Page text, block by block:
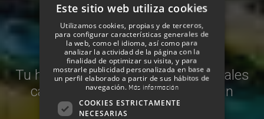
Descubre el Channel
Manager de Hotetec
Tu hotel conectado con los principales
canales de venta online desde un
único entorno
Este sitio web utiliza cookies
Utilizamos cookies, propias y de terceros,
para configurar características generales de
la web, como el idioma, así como para
analizar la actividad de la página con la
finalidad de optimizar su visita, y para
mostrarle publicidad personalizada en base a
un perfil elaborado a partir de sus hábitos de
navegación. Más información
COOKIES ESTRICTAMENTE
NECESARIAS